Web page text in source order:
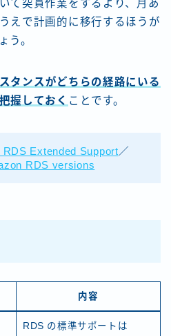
て突貫作業をするより、月あ
えで計画的に移行するほうが
う。
タンスがどちらの経路にいる
握しておく ことです。
RDS Extended Support／
RDS versions
内容
RDS の標準サポートは